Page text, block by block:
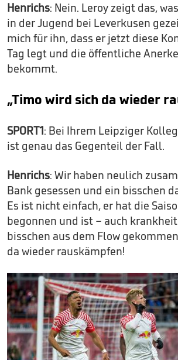
Henrichs: Nein. Leroy zeigt das,
in der Jugend bei Leverkusen
mich für ihn, dass er jetzt diese
Tag legt und die öffentliche
bekommt.
„Timo wird sich da wieder
SPORT1: Bei Ihrem Leipziger
ist genau das Gegenteil der Fall.
Henrichs: Wir haben neulich
Bank gesessen und ein bisschen
Es ist nicht einfach, er hat die
begonnen und ist – auch
bisschen aus dem Flow
da wieder rauskämpfen!